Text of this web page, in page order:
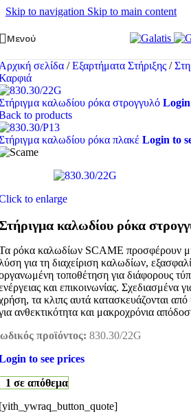
Skip to navigation Skip to main content
Μενού
σελίδα / Εξαρτήματα Στήριξης /
καλωδίου ρόκα στρογγυλό Login
to products
καλωδίου ρόκα πλακέ Login to
to enlarge
καλωδίου ρόκα
ρόκα καλωδίων SCAME προσφέρουν
για τη διαχείριση καλωδίων,
τοποθέτηση για διάφορους
και επικοινωνίας. Σχεδιασμένα
τα κλιπς αυτά κατασκευάζονται
ανθεκτικότητα και μακροχρόνια
προϊόντος: 830.30/22G
to see prices
1 σε απόθεμα